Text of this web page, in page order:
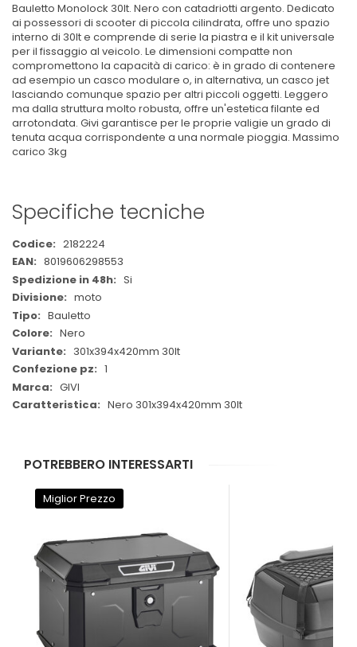
Bauletto Monolock 30lt. Nero con catadriotti argento. Dedicato
ai possessori di scooter di piccola cilindrata, offre uno spazio
interno di 30lt e comprende di serie la piastra e il kit universale
per il fissaggio al veicolo. Le dimensioni compatte non
compromettono la capacità di carico: è in grado di contenere
ad esempio un casco modulare o, in alternativa, un casco jet
lasciando comunque spazio per altri piccoli oggetti. Leggero
ma dalla struttura molto robusta, offre un'estetica filante ed
arrotondata. Givi garantisce per le proprie valigie un grado di
tenuta acqua corrispondente a una normale pioggia. Massimo
carico 3kg
Specifiche tecniche
Maggiori
Informazioni
2182224
8019606298553
Si
moto
Bauletto
Nero
301x394x420mm 30lt
1
GIVI
Nero 301x394x420mm 30lt
POTREBBERO INTERESSARTI
Miglior Prezzo